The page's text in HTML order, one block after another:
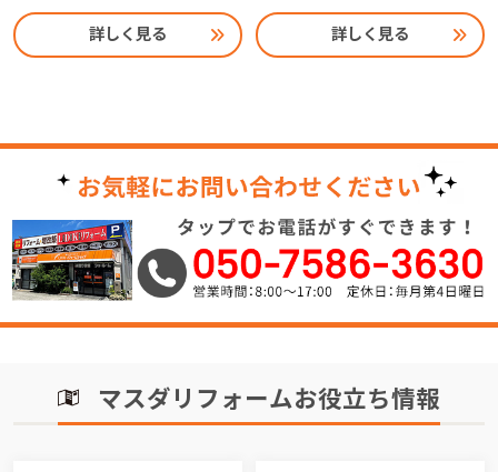
詳しく見る 詳しく見る
マスダリフォームお役立ち情報